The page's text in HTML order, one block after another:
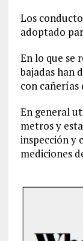
Los
adoptado
En lo que se
bajadas han
con cañerías
En general
metros y
inspección y
mediciones